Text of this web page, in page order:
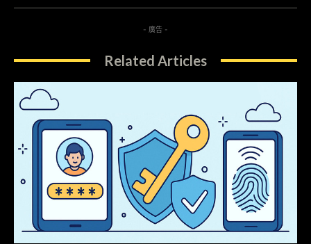
- 廣告 -
Related Articles